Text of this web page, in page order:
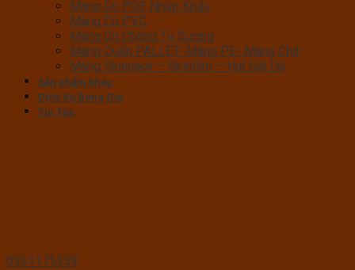
Màng Co POF Nhập Khẩu
Màng Co PVC
Màng Co Chống Tụ Sương
Màng Quấn PALLET- Màng PE- Màng Chit
Màng Skinpack – Skinfilm – Hút Sát Da
Sản phẩm khác
Dịch Vụ Đóng Gói
Tin Tức
0931175359